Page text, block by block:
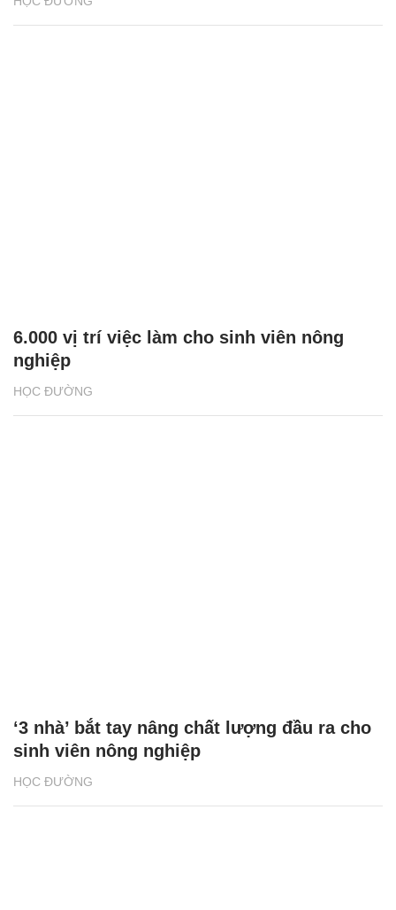
HỌC ĐƯỜNG
6.000 vị trí việc làm cho sinh viên nông
nghiệp
HỌC ĐƯỜNG
‘3 nhà’ bắt tay nâng chất lượng đầu ra cho
sinh viên nông nghiệp